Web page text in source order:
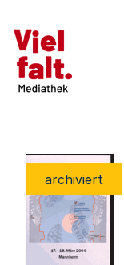
archiviert